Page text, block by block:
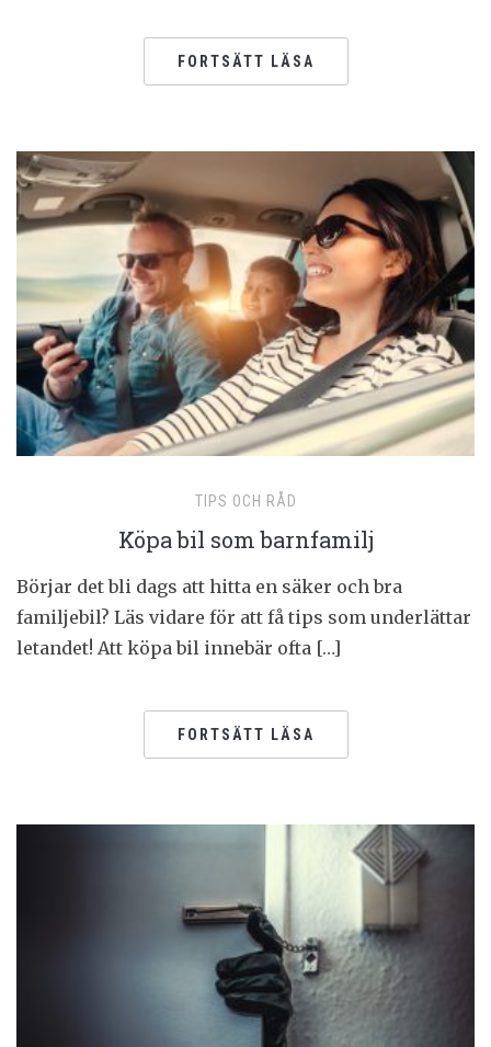
FORTSÄTT LÄSA
TIPS OCH RÅD
Köpa bil som barnfamilj
Börjar det bli dags att hitta en säker och bra
familjebil? Läs vidare för att få tips som underlättar
letandet! Att köpa bil innebär ofta […]
FORTSÄTT LÄSA